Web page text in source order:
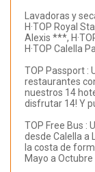
Lavadoras y
H·TOP Royal
Alexis ***,
H·TOP Calella
TOP Passport :
restaurantes
nuestros 14
disfrutar 14! Y
TOP Free Bus :
desde Calella a
la costa de
Mayo a Octubre